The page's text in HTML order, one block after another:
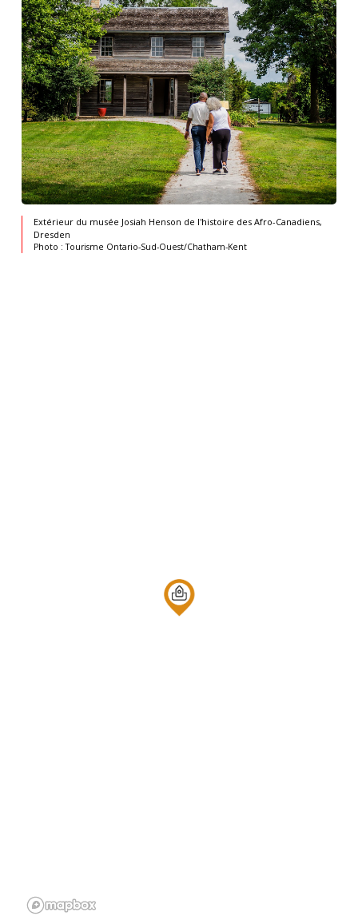
Extérieur du musée Josiah Henson de l'histoire des Afro-Canadiens,
Dresden
Photo : Tourisme Ontario-Sud-Ouest/Chatham-Kent